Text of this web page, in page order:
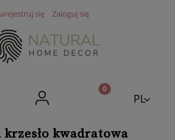
się Zaloguj się
PL
krzesło kwadratowa